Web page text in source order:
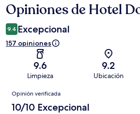
Opiniones
Opiniones de Hotel
9.4 Excepcional
157 opiniones
9.6
Limpieza
9.2
Ubicación
Opiniones
Opinión verificada
10/10 Excepcional